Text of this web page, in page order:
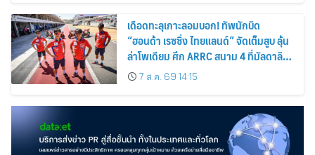
เดือดทะลุเกาะลอมบอก! ทัพนักบิด
“ฮอนด้า เรซซิ่ง ไทยแลนด์” จัดเต็มสูบ ลุ้น
ล่าโพเดียม ศึก ARRC สนาม 4 ที่มัลดาลิ
กา 7 ส.ค. 69 14:15